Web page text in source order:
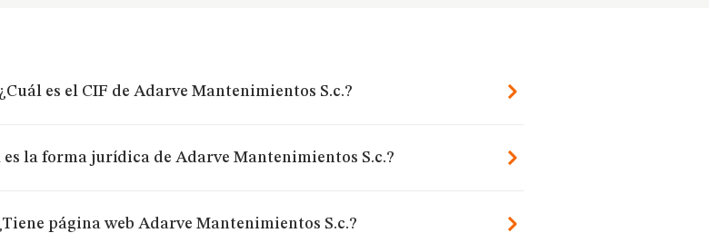
¿Cuál es el CIF de Adarve Mantenimientos S.c.?
es la forma jurídica de Adarve Mantenimientos S.c.?
página web Adarve Mantenimientos S.c.?